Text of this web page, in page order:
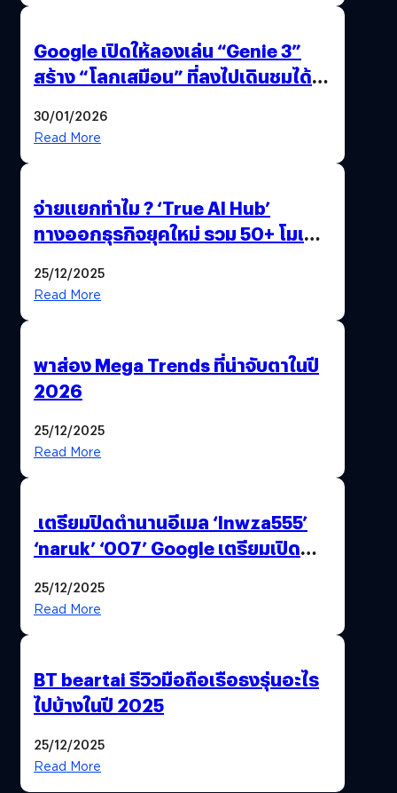
Google เปิดให้ลองเล่น “Genie 3”
สร้าง “โลกเสมือน” ที่ลงไปเดินชมได้
30/01/2026
Read More
จ่ายแยกทำไม ? ‘True AI Hub’
ทางออกธุรกิจยุคใหม่ รวม 50+ โมเดล
25/12/2025
Read More
พาส่อง Mega Trends ที่น่าจับตาในปี
2026
25/12/2025
Read More
เตรียมปิดตำนานอีเมล ‘lnwza555’
‘naruk’ ‘007’ Google เตรียมเปิด
25/12/2025
Read More
BT beartai รีวิวมือถือเรือธงรุ่นอะไร
ไปบ้างในปี 2025
25/12/2025
Read More